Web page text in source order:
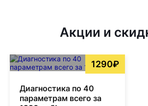
Акции и
1290₽
Диагностика по 40
параметрам всего за